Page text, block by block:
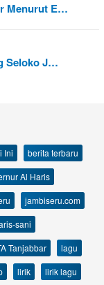
Menurut E…
Seloko J…
Ini
berita terbaru
Al Haris
jambiseru.com
sani
Tanjabbar
lagu
lirik
lirik lagu